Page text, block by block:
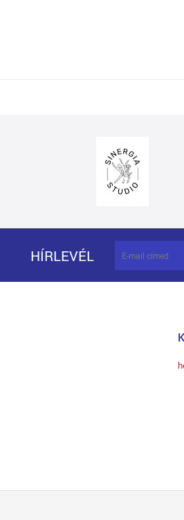
HÍRLEVÉL